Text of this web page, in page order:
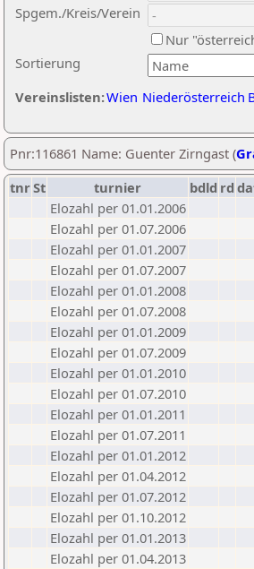
Sortierung
Spgem./Kreis/Verein
Nur
Vereinslisten:Wien Niederösterreich
Pnr:116861 Name: Guenter Zirngast (
tnrSt turnier bdld rd
Elozahl per 01.01.2006
Elozahl per 01.07.2006
Elozahl per 01.01.2007
Elozahl per 01.07.2007
Elozahl per 01.01.2008
Elozahl per 01.07.2008
Elozahl per 01.01.2009
Elozahl per 01.07.2009
Elozahl per 01.01.2010
Elozahl per 01.07.2010
Elozahl per 01.01.2011
Elozahl per 01.07.2011
Elozahl per 01.01.2012
Elozahl per 01.04.2012
Elozahl per 01.07.2012
Elozahl per 01.10.2012
Elozahl per 01.01.2013
Elozahl per 01.04.2013